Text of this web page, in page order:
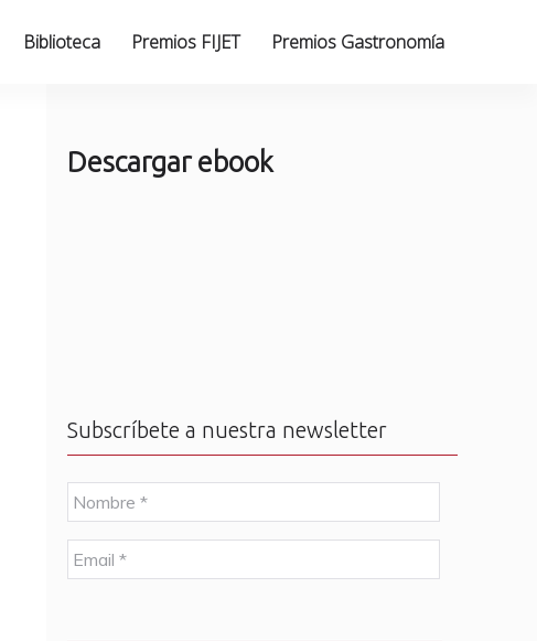
Biblioteca Premios FIJET Premios Gastronomía
Descargar ebook
Subscríbete a nuestra newsletter
N
o
m
b
r
E
m